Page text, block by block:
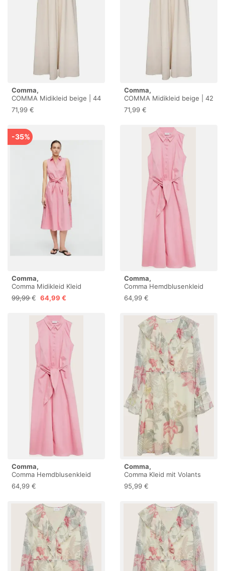
Comma,
COMMA Midikleid beige | 44
71,99 €
Comma,
COMMA Midikleid beige | 42
71,99 €
-35%
Comma,
Comma Midikleid Kleid
Popeline-Kleid mit
Schleifen-Detail
99,99 € 64,99 €
Comma,
Comma Hemdblusenkleid
64,99 €
Comma,
Comma Hemdblusenkleid
64,99 €
Comma,
Comma Kleid mit Volants
95,99 €